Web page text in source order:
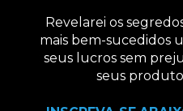
Revelarei os
mais bem-sucedidos
seus lucros sem
seus